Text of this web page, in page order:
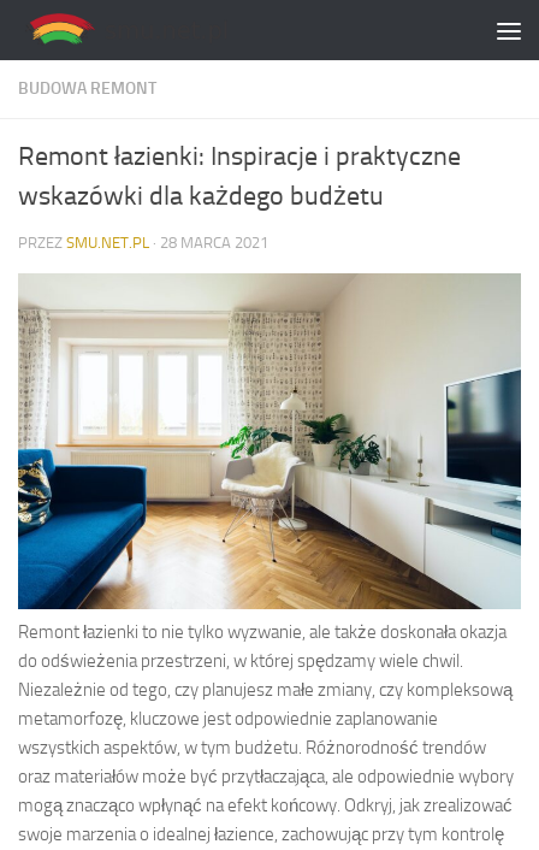
Skip to content
BUDOWA REMONT
Remont łazienki: Inspiracje i praktyczne
wskazówki dla każdego budżetu
PRZEZ SMU.NET.PL · 28 MARCA 2021
Remont łazienki to nie tylko wyzwanie, ale także doskonała okazja
do odświeżenia przestrzeni, w której spędzamy wiele chwil.
Niezależnie od tego, czy planujesz małe zmiany, czy kompleksową
metamorfozę, kluczowe jest odpowiednie zaplanowanie
wszystkich aspektów, w tym budżetu. Różnorodność trendów
oraz materiałów może być przytłaczająca, ale odpowiednie wybory
mogą znacząco wpłynąć na efekt końcowy. Odkryj, jak zrealizować
swoje marzenia o idealnej łazience, zachowując przy tym kontrolę